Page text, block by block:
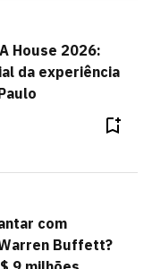
House 2026:
da experiência
com
Buffett?